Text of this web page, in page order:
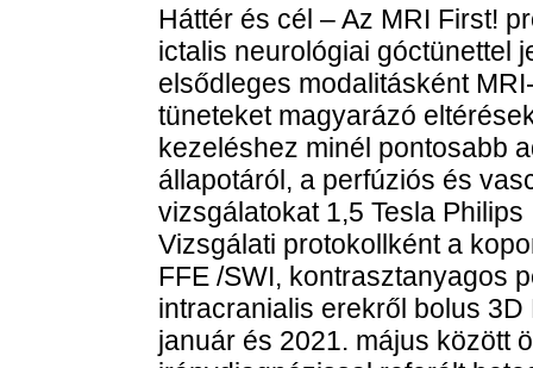
Háttér és cél – Az MRI First!
ictalis neurológiai góctünettel
elsődleges modalitásként
tüneteket magyarázó
kezeléshez minél pontosabb
állapotáról, a perfúziós és
vizsgálatokat 1,5 Tesla
Vizsgálati protokollként a
FFE /SWI, kontrasztanyagos
intracranialis erekről bolus
január és 2021. május között